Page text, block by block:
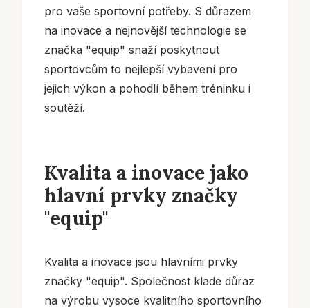
pro vaše sportovní potřeby. S důrazem
na inovace a nejnovější technologie se
značka "equip" snaží poskytnout
sportovcům to nejlepší vybavení pro
jejich výkon a pohodlí během tréninku i
soutěží.
Kvalita a inovace jako
hlavní prvky značky
"equip"
Kvalita a inovace jsou hlavními prvky
značky "equip". Společnost klade důraz
na výrobu vysoce kvalitního sportovního